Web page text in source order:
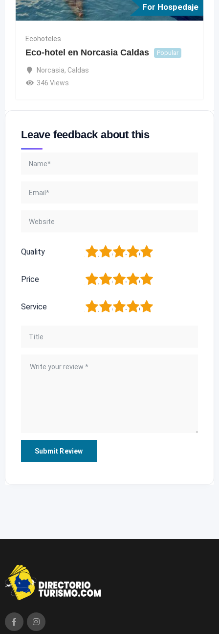
For Hospedaje
Ecohoteles
Eco-hotel en Norcasia Caldas Popular
Norcasia, Caldas
346 Views
Leave feedback about this
Quality 5
4
3
2
Price 5
4
3
2
Service 5
4
3
2